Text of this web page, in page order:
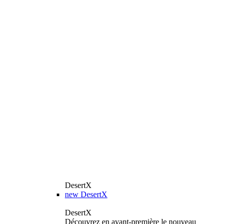
DesertX
new DesertX
DesertX
Découvrez en avant-première le nouveau